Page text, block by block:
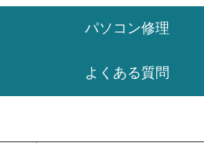
パソコン修理
よくある質問